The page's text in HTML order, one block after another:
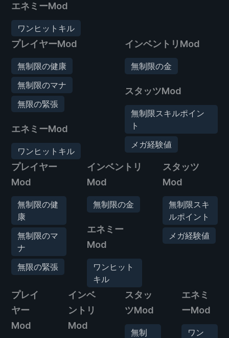
エネミーMod
ワンヒットキル
プレイヤーMod
無制限の健康
無制限のマナ
無限の緊張
エネミーMod
ワンヒットキル
インベントリMod
無制限の金
スタッツMod
無制限スキルポイン
ト
メガ経験値
プレイヤー
Mod
無制限の健
康
無制限のマ
ナ
無限の緊張
インベントリ
Mod
無制限の金
エネミー
Mod
ワンヒット
キル
スタッツ
Mod
無制限スキ
ルポイント
メガ経験値
プレイ
ヤー
Mod
インベ
ントリ
Mod
スタッ
ツMod
無制
エネミ
ーMod
ワン